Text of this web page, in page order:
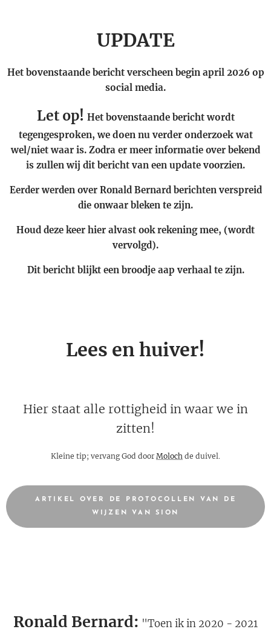
UPDATE
Het bovenstaande bericht verscheen begin april 2026 op
social media.
Let op! Het bovenstaande bericht wordt
tegengesproken, we doen nu verder onderzoek wat
wel/niet waar is. Zodra er meer informatie over bekend
is zullen wij dit bericht van een update voorzien.
Eerder werden over Ronald Bernard berichten verspreid
die onwaar bleken te zijn.
Houd deze keer hier alvast ook rekening mee, (wordt
vervolgd).
Dit bericht blijkt een broodje aap verhaal te zijn.
Lees en huiver!
Hier staat alle rottigheid in waar we in
zitten!
Kleine tip; vervang God doorMoloch de duivel.
ARTIKEL OVER DE PROTOCOLLEN VAN DE
WIJZEN VAN SION
Ronald Bernard: "Toen ik in 2020 - 2021